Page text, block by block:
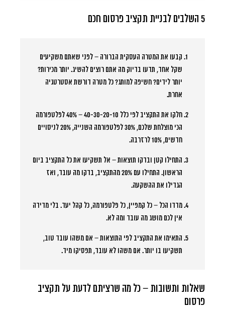
5 השלבים לבניית תקציב פרסום חכם
קבעו את המטרה העסקית הברורה – לפני שאתם משקיעים
שקל אחד, תדעו בדיוק מה אתם רוצים להשיג. יותר מכירות?
יותר לידים? חשיפה למותג? כל מטרה דורשת אסטרטגיה
אחרת.
חלקו את התקציב לפי כלל 40-30-20-10
– 40% לפלטפורמה
הכי מוצלחת שלכם, 30% לפלטפורמה השנייה, 20% לניסויים
חדשים, 10% לרזרבה.
התחילו קטן ובדקו תוצאות– אל תשקיעו את כל התקציב ביום
הראשון. התחילו עם 20% מהתקציב, בדקו מה עובד, ואז
הגדילו את ההשקעה.
מדדו הכל – כל קמפיין, כל פלטפורמה, כל קהל יעד. בלי מדידה
אין לכם מושג מה עובד ומה לא.
התאימו את התקציב לפי התוצאות– אם משהו עובד טוב,
תשקיעו בו יותר. אם משהו לא עובד, תפסיקו מיד.
שאלות ותשובות – כל מה שרציתם לדעת על תקציב
פרסום